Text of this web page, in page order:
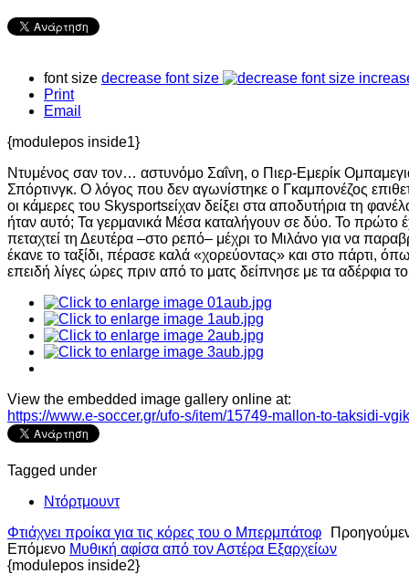
font size decrease font size
Print
Email
{modulepos inside1}
Ντυμένος σαν τον… αστυνόμο Σαΐνη, ο Πιερ-Εμερίκ
Σπόρτινγκ. Ο λόγος που δεν αγωνίστηκε ο Γκαμπονέζος
οι κάμερες του Skysportsείχαν δείξει στα αποδυτήρια τη
ήταν αυτό; Τα γερμανικά Μέσα καταλήγουν σε δύο. Το πρώτο
πεταχτεί τη Δευτέρα –στο ρεπό– μέχρι το Μιλάνο για να
έκανε το ταξίδι, πέρασε καλά «χορεύοντας» και στο πάρτι,
επειδή λίγες ώρες πριν από το ματς δείπνησε με τα αδέρφια
View the embedded image gallery online at:
https://www.e-soccer.gr/ufo-s/item/15749-mallon-to-taksidi-
Tagged under
Ντόρτμουντ
Φτιάχνει προίκα για τις κόρες του ο Μπερμπάτοφ
Επόμενο Μυθική αφίσα από τον Αστέρα Εξαρχείων
{modulepos inside2}